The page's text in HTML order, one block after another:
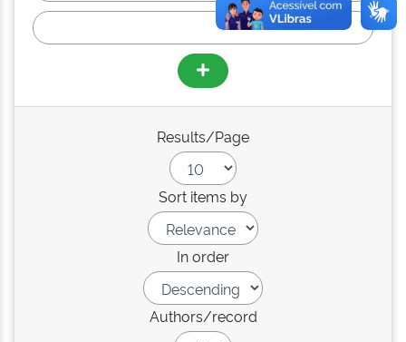
Results/Page
Sort items by
In order
Authors/record